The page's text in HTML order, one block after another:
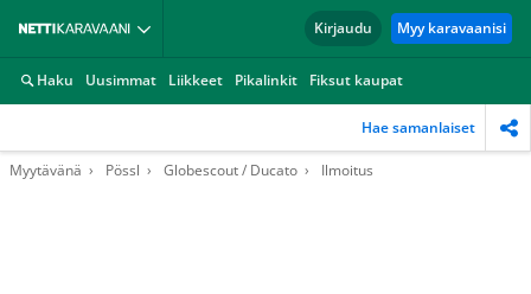
Kirjaudu Myy karavaanisi
Haku Uusimmat Liikkeet Pikalinkit Fiksut kaupat
Hae samanlaiset
Myytävänä Pössl Globescout / Ducato Ilmoitus